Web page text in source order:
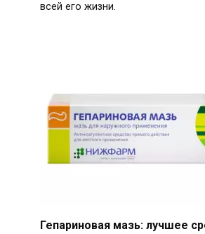
всей его жизни.
Гепариновая мазь: лучшее